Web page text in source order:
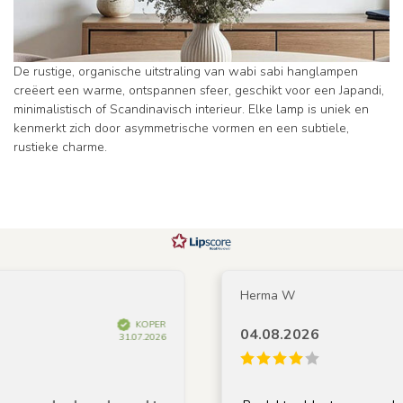
De rustige, organische uitstraling van wabi sabi hanglampen
creëert een warme, ontspannen sfeer, geschikt voor een Japandi,
minimalistisch of Scandinavisch interieur. Elke lamp is uniek en
kenmerkt zich door asymmetrische vormen en een subtiele,
rustieke charme.
Herma W
04.08.2026